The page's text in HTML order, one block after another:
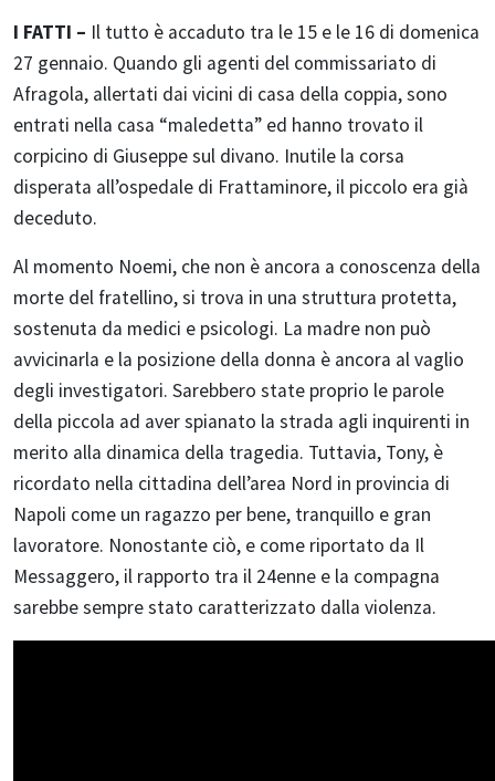
I FATTI – Il tutto è accaduto tra le 15 e le 16 di domenica
27 gennaio. Quando gli agenti del commissariato di
Afragola, allertati dai vicini di casa della coppia, sono
entrati nella casa “maledetta” ed hanno trovato il
corpicino di Giuseppe sul divano. Inutile la corsa
disperata all’ospedale di Frattaminore, il piccolo era già
deceduto.
Al momento Noemi, che non è ancora a conoscenza della
morte del fratellino, si trova in una struttura protetta,
sostenuta da medici e psicologi. La madre non può
avvicinarla e la posizione della donna è ancora al vaglio
degli investigatori. Sarebbero state proprio le parole
della piccola ad aver spianato la strada agli inquirenti in
merito alla dinamica della tragedia. Tuttavia, Tony, è
ricordato nella cittadina dell’area Nord in provincia di
Napoli come un ragazzo per bene, tranquillo e gran
lavoratore. Nonostante ciò, e come riportato da Il
Messaggero, il rapporto tra il 24enne e la compagna
sarebbe sempre stato caratterizzato dalla violenza.